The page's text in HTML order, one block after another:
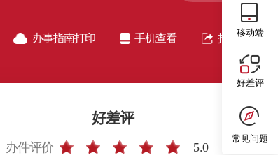
办事指南打印 手机查看 指南分享
好差评
办件评价 5.0
移动端
好差评
常见问题